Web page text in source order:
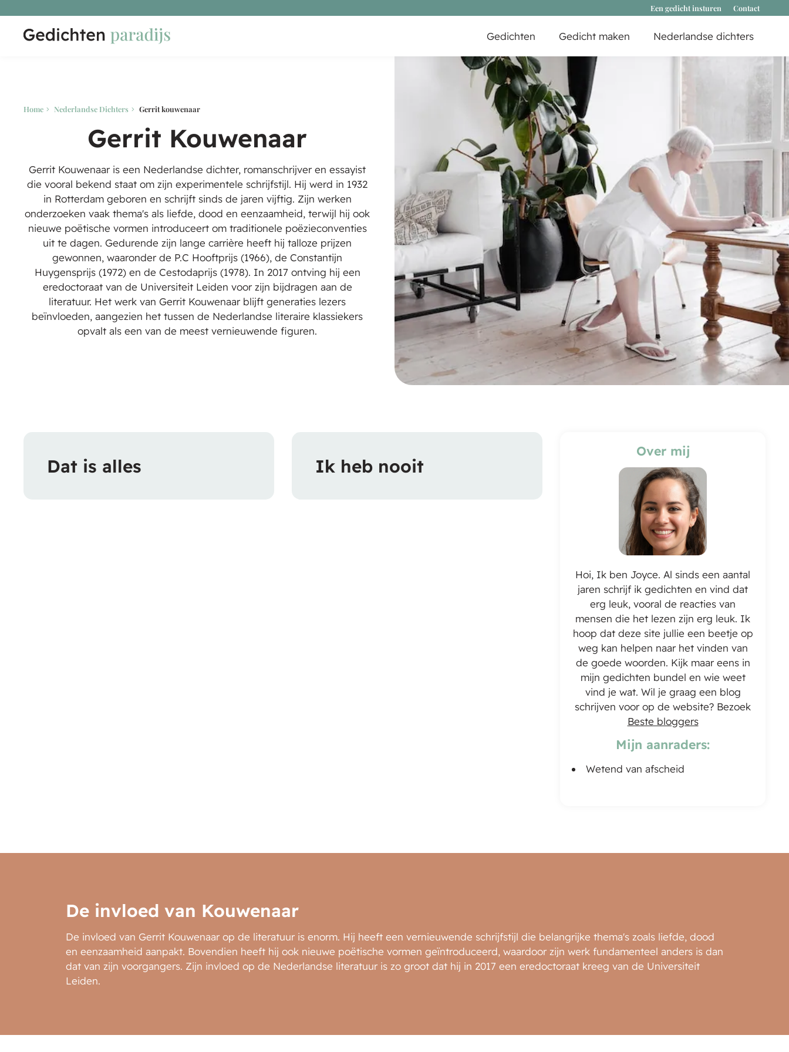
Een gedicht insturen Contact
Gedichten Gedicht maken Nederlandse dichters
Home Nederlandse Dichters Gerrit kouwenaar
Gerrit Kouwenaar
Gerrit Kouwenaar is een Nederlandse dichter, romanschrijver en essayist
die vooral bekend staat om zijn experimentele schrijfstijl. Hij werd in 1932
in Rotterdam geboren en schrijft sinds de jaren vijftig. Zijn werken
onderzoeken vaak thema's als liefde, dood en eenzaamheid, terwijl hij ook
nieuwe poëtische vormen introduceert om traditionele poëzieconventies
uit te dagen. Gedurende zijn lange carrière heeft hij talloze prijzen
gewonnen, waaronder de P.C Hooftprijs (1966), de Constantijn
Huygensprijs (1972) en de Cestodaprijs (1978). In 2017 ontving hij een
eredoctoraat van de Universiteit Leiden voor zijn bijdragen aan de
literatuur. Het werk van Gerrit Kouwenaar blijft generaties lezers
beïnvloeden, aangezien het tussen de Nederlandse literaire klassiekers
opvalt als een van de meest vernieuwende figuren.
Dat is alles Ik heb nooit
Over mij
Hoi, Ik ben Joyce. Al sinds een aantal
jaren schrijf ik gedichten en vind dat
erg leuk, vooral de reacties van
mensen die het lezen zijn erg leuk. Ik
hoop dat deze site jullie een beetje op
weg kan helpen naar het vinden van
de goede woorden. Kijk maar eens in
mijn gedichten bundel en wie weet
vind je wat. Wil je graag een blog
schrijven voor op de website? Bezoek
Beste bloggers
Mijn aanraders:
Wetend van afscheid
De invloed van Kouwenaar
De invloed van Gerrit Kouwenaar op de literatuur is enorm. Hij heeft een vernieuwende schrijfstijl die belangrijke thema's zoals liefde, dood
en eenzaamheid aanpakt. Bovendien heeft hij ook nieuwe poëtische vormen geïntroduceerd, waardoor zijn werk fundamenteel anders is dan
dat van zijn voorgangers. Zijn invloed op de Nederlandse literatuur is zo groot dat hij in 2017 een eredoctoraat kreeg van de Universiteit
Leiden.